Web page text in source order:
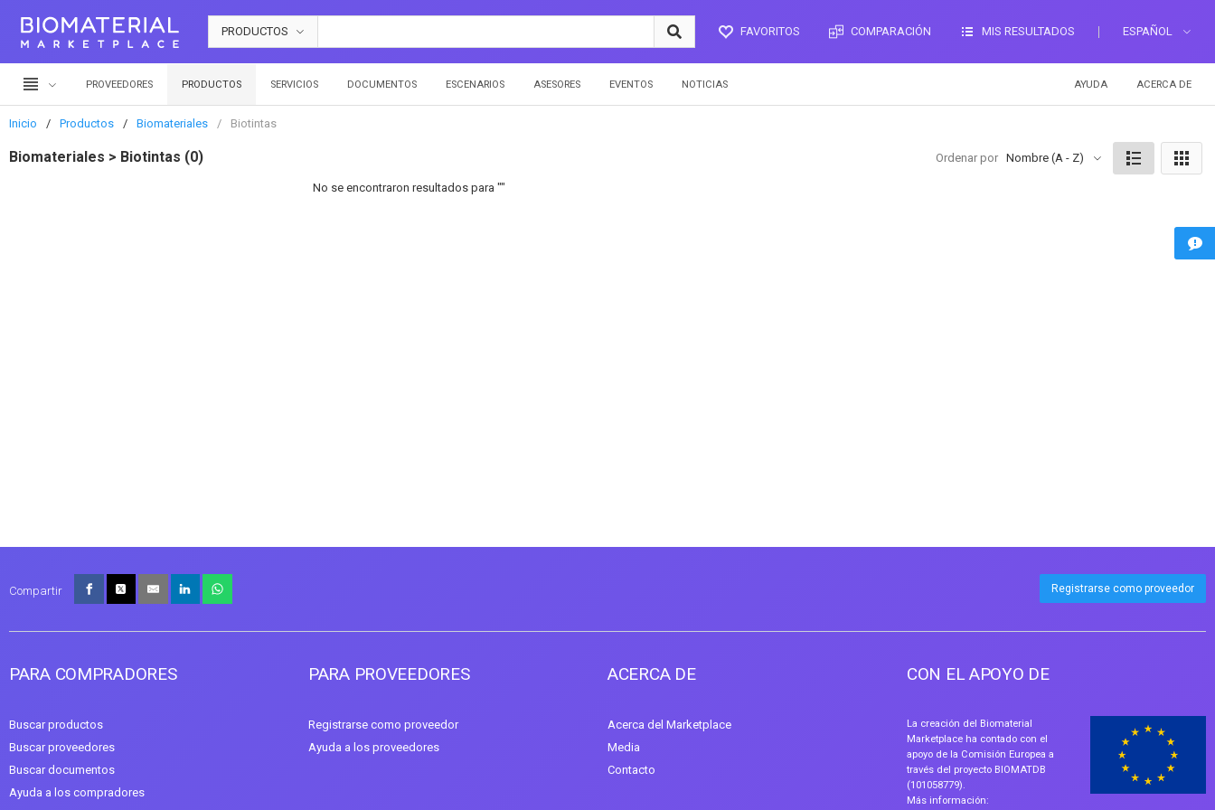
PRODUCTOS FAVORITOS COMPARACIÓN MIS RESULTADOS ESPAÑOL
PROVEEDORES PRODUCTOS SERVICIOS DOCUMENTOS ESCENARIOS ASESORES EVENTOS NOTICIAS AYUDA ACERCA DE
Inicio Productos Biomateriales Biotintas
Biomateriales > Biotintas (0) Ordenar por Nombre (A - Z)
No se encontraron resultados para ""
Compartir Registrarse como proveedor
PARA COMPRADORES
Buscar productos
Buscar proveedores
Buscar documentos
Ayuda a los compradores
PARA PROVEEDORES
Registrarse como proveedor
Ayuda a los proveedores
ACERCA DE
Acerca del Marketplace
Media
Contacto
CON EL APOYO DE
La creación del Biomaterial
Marketplace ha contado con el
apoyo de la Comisión Europea a
través del proyecto BIOMATDB
(101058779).
Más información: